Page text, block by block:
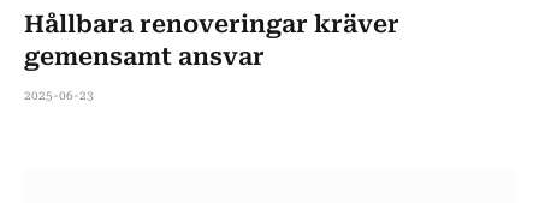
Hållbara renoveringar kräver
gemensamt ansvar
2025-06-23